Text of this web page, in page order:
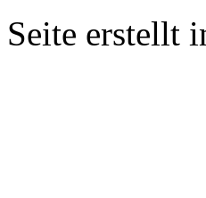
Seite erstellt